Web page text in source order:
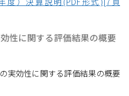
性に関する評価結果の概要
実効性に関する評価結果の概要